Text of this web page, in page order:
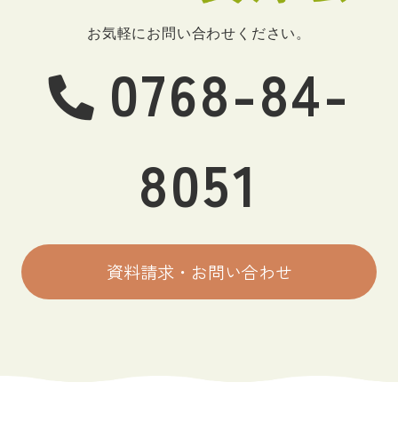
お気軽にお問い合わせください。
0768-84-
8051
資料請求・お問い合わせ